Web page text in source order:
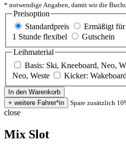
* notwendige Angaben, damit wir die
Preisoption
Standardpreis
Ermäßigt
1 Stunde flexibel
Gutschein
Leihmaterial
Basis: Ski, Kneeboard, Neo,
Neo, Weste
Kicker:
Spare zusätzlich
close
Mix Slot